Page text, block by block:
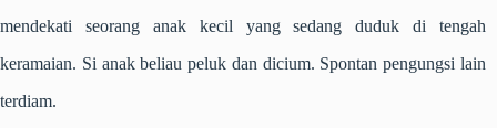
mendekati seorang anak kecil yang sedang duduk di tengah
keramaian. Si anak beliau peluk dan dicium. Spontan pengungsi lain
terdiam.